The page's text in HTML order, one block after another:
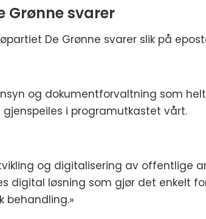
Grønne svarer
De Grønne svarer slik på
og dokumentforvaltning som
i programutkastet vårt.
og digitalisering av offentlige
digital løsning som gjør det enkelt
behandling.»